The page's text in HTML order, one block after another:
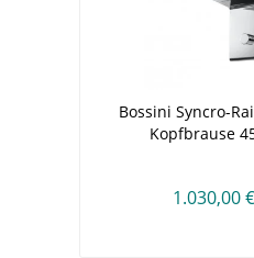
Bossini Syncro-
Kopfbrause
1.030,00